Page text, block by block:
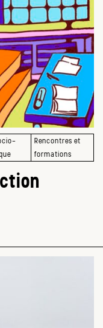
Rencontres et
formations